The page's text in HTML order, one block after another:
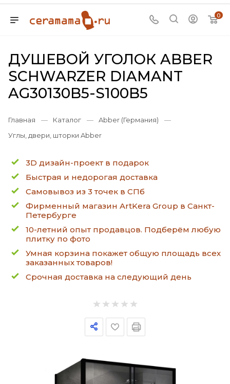
0
ДУШЕВОЙ УГОЛОК ABBER
SCHWARZER DIAMANT
AG30130B5-S100B5
Главная — Каталог — Abber (Германия)
—
Углы, двери, шторки Abber
3D дизайн-проект в подарок
Быстрая и недорогая доставка
Самовывоз из 3 точек в СПб
Фирменный магазин ArtKera Group в Санкт-
Петербурге
10-летний опыт продавцов. Подберём любую
плитку по фото
Умная корзина покажет общую площадь всех
заказанных товаров!
Срочная доставка на следующий день